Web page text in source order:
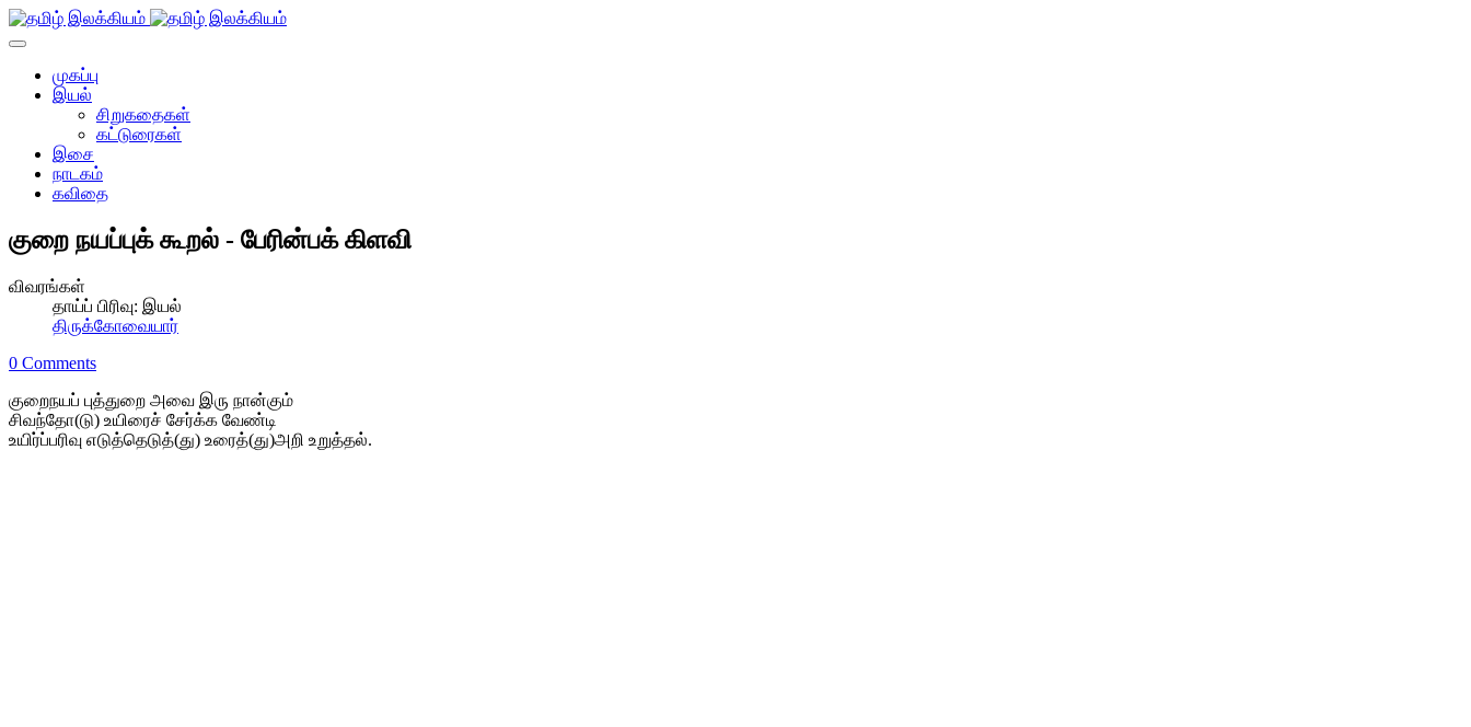
முகப்பு
இயல்
சிறுகதைகள்
கட்டுரைகள்
இசை
நாடகம்
கவிதை
குறை நயப்புக் கூறல் - பேரின்பக் கிளவி
விவரங்கள்
தாய்ப் பிரிவு: இயல்
திருக்கோவையார்
0 Comments
குறைநயப் புத்துறை அவை இரு நான்கும்
சிவந்தோ(டு) உயிரைச் சேர்க்க வேண்டி
உயிர்ப்பரிவு எடுத்தெடுத்(து) உரைத்(து)அறி உறுத்தல்.